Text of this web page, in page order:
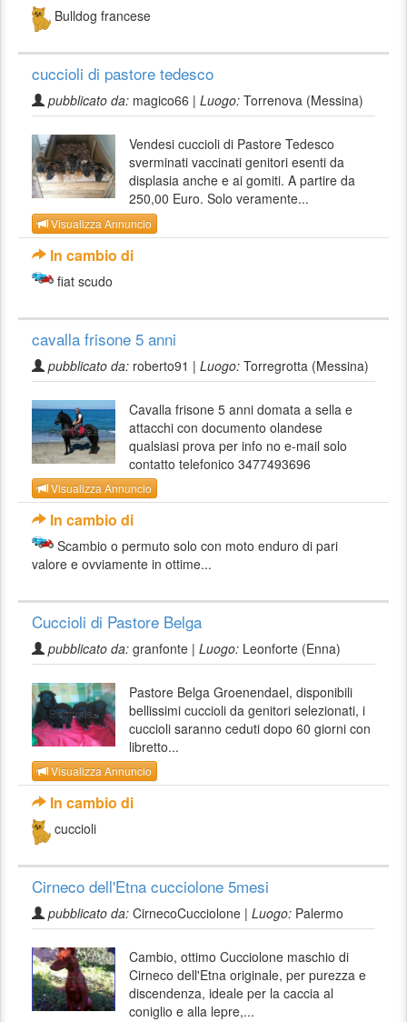
Bulldog francese
cuccioli di pastore tedesco
pubblicato da: magico66 | Luogo: Torrenova (Messina)
Vendesi cuccioli di Pastore Tedesco
sverminati vaccinati genitori esenti da
displasia anche e ai gomiti. A partire da
250,00 Euro. Solo veramente...
Visualizza Annuncio
In cambio di
fiat scudo
cavalla frisone 5 anni
pubblicato da: roberto91 | Luogo: Torregrotta (Messina)
Cavalla frisone 5 anni domata a sella e
attacchi con documento olandese
qualsiasi prova per info no e-mail solo
contatto telefonico 3477493696
Visualizza Annuncio
In cambio di
Scambio o permuto solo con moto enduro di pari
valore e ovviamente in ottime...
Cuccioli di Pastore Belga
pubblicato da: granfonte | Luogo: Leonforte (Enna)
Pastore Belga Groenendael, disponibili
bellissimi cuccioli da genitori selezionati, i
cuccioli saranno ceduti dopo 60 giorni con
libretto...
Visualizza Annuncio
In cambio di
cuccioli
Cirneco dell'Etna cucciolone 5mesi
pubblicato da: CirnecoCucciolone | Luogo: Palermo
Cambio, ottimo Cucciolone maschio di
Cirneco dell'Etna originale, per purezza e
discendenza, ideale per la caccia al
coniglio e alla lepre,...